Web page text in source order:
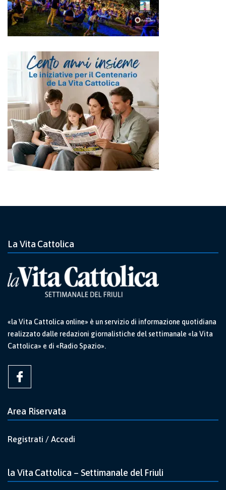
La Vita Cattolica
«la Vita Cattolica online» è un servizio di informazione quotidiana
realizzato dalle redazioni giornalistiche del settimanale «la Vita
Cattolica» e di «Radio Spazio».
Area Riservata
Registrati / Accedi
la Vita Cattolica – Settimanale del Friuli